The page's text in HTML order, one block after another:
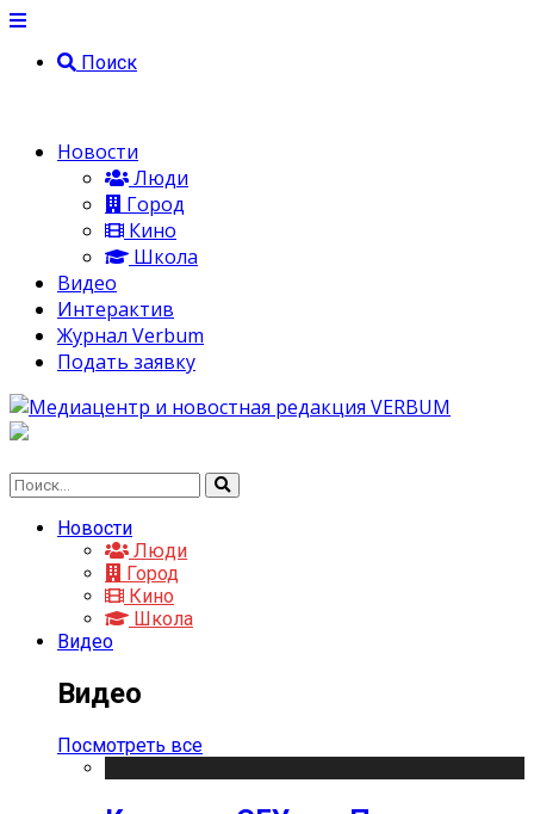
Поиск
Новости
Люди
Город
Кино
Школа
Видео
Интерактив
Журнал Verbum
Подать заявку
Новости
Люди
Город
Кино
Школа
Видео
Видео
Посмотреть все